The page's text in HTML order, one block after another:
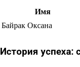
Имя
Байрак Оксана
История успеха: